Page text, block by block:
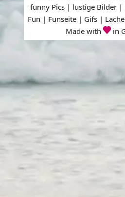
funny Pics | lustige Bilder |
Fun | Funseite | Gifs |
Made with
in